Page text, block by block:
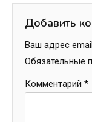
Добавить
Ваш адрес
Обязательные
Комментарий *